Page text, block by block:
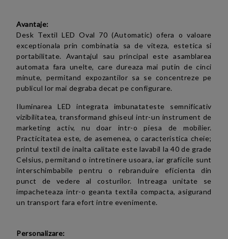
Avantaje:
Desk Textil LED Oval 70 (Automatic) ofera o valoare
exceptionala prin combinatia sa de viteza, estetica si
portabilitate. Avantajul sau principal este asamblarea
automata fara unelte, care dureaza mai putin de cinci
minute, permitand expozantilor sa se concentreze pe
publicul lor mai degraba decat pe configurare.
Iluminarea LED integrata imbunatateste semnificativ
vizibilitatea, transformand ghiseul intr-un instrument de
marketing activ, nu doar intr-o piesa de mobilier.
Practicitatea este, de asemenea, o caracteristica cheie;
printul textil de inalta calitate este lavabil la 40 de grade
Celsius, permitand o intretinere usoara, iar graficile sunt
interschimbabile pentru o rebranduire eficienta din
punct de vedere al costurilor. Intreaga unitate se
impacheteaza intr-o geanta textila compacta, asigurand
un transport fara efort intre evenimente.
Personalizare: